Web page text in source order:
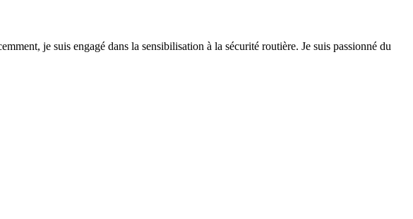
je suis engagé dans la sensibilisation à la sécurité routière. Je suis passionné du